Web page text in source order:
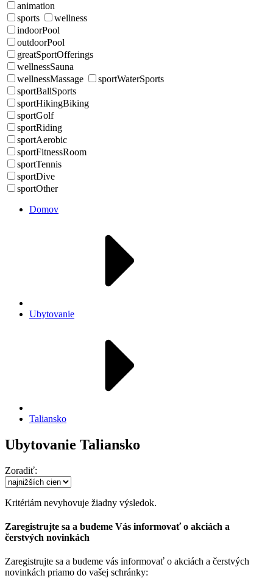
animation
sports
wellness
indoorPool
outdoorPool
greatSportOfferings
wellnessSauna
wellnessMassage
sportWaterSports
sportBallSports
sportHikingBiking
sportGolf
sportRiding
sportAerobic
sportFitnessRoom
sportTennis
sportDive
sportOther
Domov
Ubytovanie
Taliansko
Ubytovanie Taliansko
Zoradiť:
Kritériám nevyhovuje žiadny výsledok.
Zaregistrujte sa a budeme Vás informovať o akciách a
čerstvých novinkách
Zaregistrujte sa a budeme vás informovať o akciách a čerstvých
novinkách priamo do vašej schránky: